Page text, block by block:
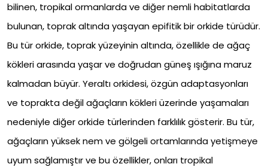
bilinen, tropikal ormanlarda ve diğer nemli habitatlarda
bulunan, toprak altında yaşayan epifitik bir orkide türüdür.
Bu tür orkide, toprak yüzeyinin altında, özellikle de ağaç
kökleri arasında yaşar ve doğrudan güneş ışığına maruz
kalmadan büyür. Yeraltı orkidesi, özgün adaptasyonları
ve toprakta değil ağaçların kökleri üzerinde yaşamaları
nedeniyle diğer orkide türlerinden farklılık gösterir. Bu tür,
ağaçların yüksek nem ve gölgeli ortamlarında yetişmeye
uyum sağlamıştır ve bu özellikler, onları tropikal